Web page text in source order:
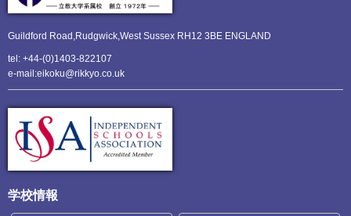
Guildford Road,Rudgwick,West Sussex RH12 3BE ENGLAND
tel: +44-(0)1403-822107
e-mail:eikoku@rikkyo.co.uk
学校情報